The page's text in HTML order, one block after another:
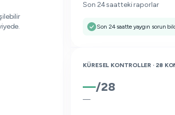
Son 24 saatteki raporlar
Son 24 saatte yaygın sorun
KÜRESEL KONTROLLER · 28
—/28
—